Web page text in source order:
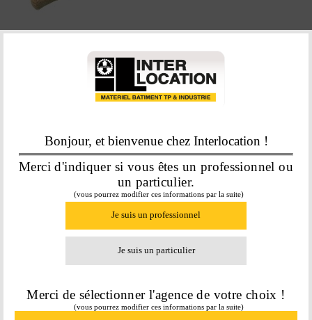
Bonjour, et bienvenue chez Interlocation !
Merci d'indiquer si vous êtes un professionnel ou
un particulier.
(vous pourrez modifier ces informations par la suite)
Je suis un professionnel
Je suis un particulier
Merci de sélectionner l'agence de votre choix !
(vous pourrez modifier ces informations par la suite)
PINCEAU POUCE TOUTE PEINTURE
N°2 - 21 MM
En savoir plus